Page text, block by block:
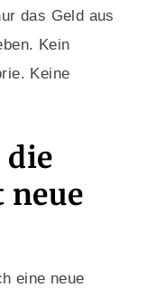
das Geld aus
Kein
Keine
die
neue
eine neue